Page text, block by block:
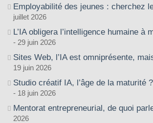
Employabilité des jeunes : cherchez
juillet 2026
L’IA obligera l’intelligence humaine à
29 juin 2026
Sites Web, l’IA est omniprésente,
19 juin 2026
Studio créatif IA, l’âge de la maturité
18 juin 2026
Mentorat entrepreneurial, de quoi
2026